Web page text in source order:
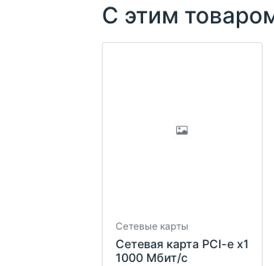
С этим
Сетевые карты
Сетевая карта PCI-e x1
1000 Мбит/с